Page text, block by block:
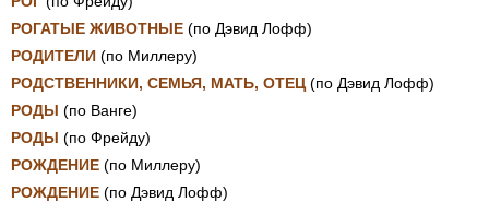
РОГАТЫЕ ЖИВОТНЫЕ (по Дэвид Лофф)
РОДИТЕЛИ (по Миллеру)
РОДСТВЕННИКИ, СЕМЬЯ, МАТЬ, ОТЕЦ (по Дэвид Лофф)
РОДЫ (по Ванге)
РОДЫ (по Фрейду)
РОЖДЕНИЕ (по Миллеру)
РОЖДЕНИЕ (по Дэвид Лофф)